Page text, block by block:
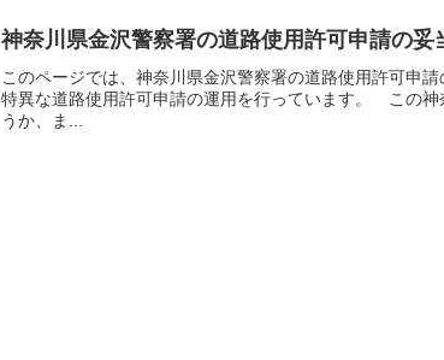
神奈川県金沢警察署の道路使用許可申請の妥
このページでは、神奈川県金沢警察署の道路使用許可申
特異な道路使用許可申請の運用を行っています。 この
うか、ま...